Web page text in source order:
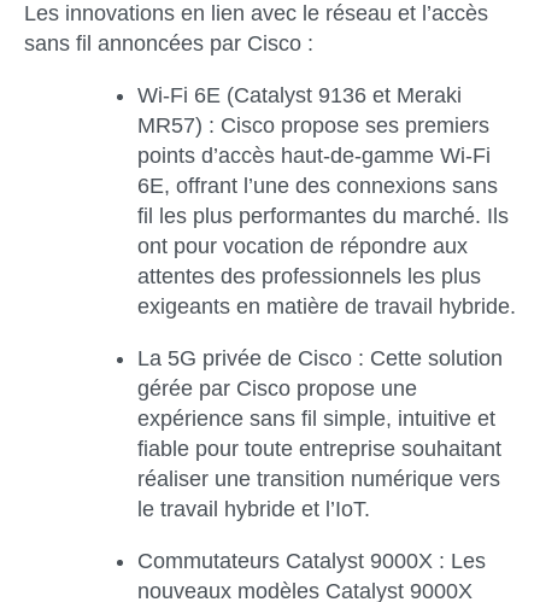
Les innovations en lien avec le réseau et l’accès
sans fil annoncées par Cisco :
Wi-Fi 6E (Catalyst 9136 et Meraki
MR57) : Cisco propose ses premiers
points d’accès haut-de-gamme Wi-Fi
6E, offrant l’une des connexions sans
fil les plus performantes du marché. Ils
ont pour vocation de répondre aux
attentes des professionnels les plus
exigeants en matière de travail hybride.
La 5G privée de Cisco : Cette solution
gérée par Cisco propose une
expérience sans fil simple, intuitive et
fiable pour toute entreprise souhaitant
réaliser une transition numérique vers
le travail hybride et l’IoT.
Commutateurs Catalyst 9000X : Les
nouveaux modèles Catalyst 9000X